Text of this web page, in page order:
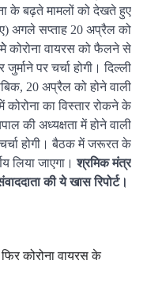
के बढ़ते मामलों को देखते हुए
अगले सप्ताह 20 अप्रैल को
कोरोना वायरस को फैलने से
पर चर्चा होगी। दिल्ली
20 अप्रैल को होने वाली
का विस्तार रोकने के
की अध्यक्षता में होने वाली
होगी। बैठक में जरूरत के
लिया जाएगा।श्रमिक मंत्र
की ये खास रिपोर्ट।
कोरोना वायरस के